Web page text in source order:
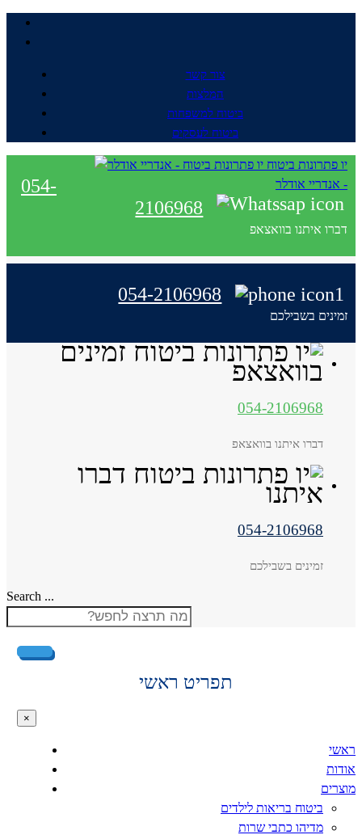
צור קשר
המלצות
ביטוח למשפחות
ביטוח לעסקים
יו פתרונות ביטוח
- אנדריי אודלר
054-
2106968
דברו איתנו בוואצאפ
054-2106968
זמינים בשבילכם
054-2106968
דברו איתנו בוואצאפ
054-2106968
זמינים בשבילכם
Search ...
תפריט ראשי
×
ראשי
אודות
מוצרים
ביטוח בריאות לילדים
מדיהו כתבי שרות